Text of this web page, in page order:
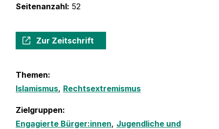
Seitenanzahl: 52
Zur Zeitschrift
Themen:
Islamismus, Rechtsextremismus
Zielgruppen:
Engagierte Bürger:innen, Jugendliche und